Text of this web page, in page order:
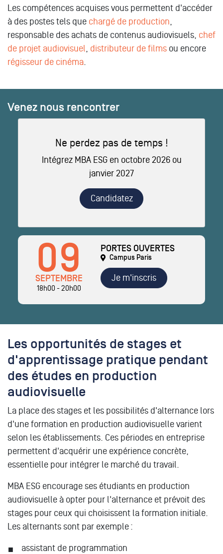
Les compétences acquises vous permettent d'accéder
à des postes tels que chargé de production,
responsable des achats de contenus audiovisuels, chef
de projet audiovisuel, distributeur de films ou encore
régisseur de cinéma.
Venez nous rencontrer
Ne perdez pas de temps !
Intégrez MBA ESG en octobre 2026 ou
janvier 2027
Candidatez
09
SEPTEMBRE
18h00 - 20h00
PORTES OUVERTES
Campus Paris
Je m'inscris
Les opportunités de stages et
d'apprentissage pratique pendant
des études en production
audiovisuelle
La place des stages et les possibilités d'alternance lors
d'une formation en production audiovisuelle varient
selon les établissements. Ces périodes en entreprise
permettent d'acquérir une expérience concrète,
essentielle pour intégrer le marché du travail.
MBA ESG encourage ses étudiants en production
audiovisuelle à opter pour l'alternance et prévoit des
stages pour ceux qui choisissent la formation initiale.
Les alternants sont par exemple :
assistant de programmation